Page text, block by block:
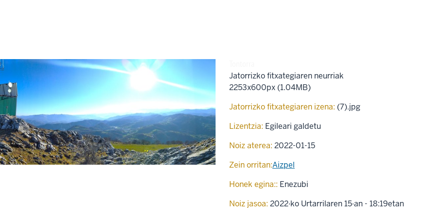
Jatorrizko fitxategiaren neurriak
2253x600px (1.04MB)
Jatorrizko fitxategiaren izena: (7).jpg
Lizentzia: Egileari galdetu
Noiz aterea: 2022-01-15
Zein orritan:Aizpel
Honek egina:: Enezubi
Noiz jasoa: 2022·ko Urtarrilaren 15·an - 18:19etan